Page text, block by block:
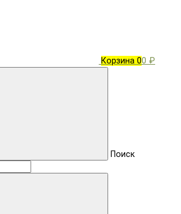
Корзина 00 ₽
Поиск